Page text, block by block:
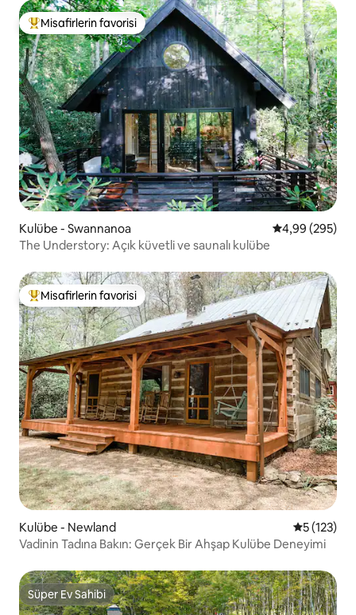
Misafirlerin favorilerinden en beğenilenler arasında
Misafirlerin favorisi
Kulübe - Swannanoa 5 üzerinden
4,99 (295)
The Understory: Açık küvetli ve saunalı kulübe
Misafirlerin favorilerinden en beğenilenler arasında
Misafirlerin favorisi
Kulübe - Newland 55 (123)
Vadinin Tadına Bakın: Gerçek Bir Ahşap Kulübe Deneyimi
Süper Ev Sahibi
Süper Ev Sahibi